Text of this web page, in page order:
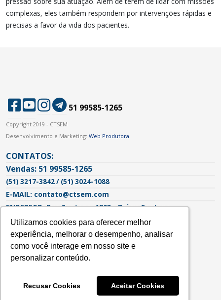
Utilizamos cookies para oferecer melhor
experiência, melhorar o desempenho, analisar
como você interage em nosso site e
personalizar conteúdo.
Recusar Cookies Aceitar Cookies
Utilizamos cookies para oferecer melhor
experiência, melhorar o desempenho, analisar
como você interage em nosso site e
personalizar conteúdo.
Recusar Cookies Aceitar Cookies
complexas, eles também respondem por intervenções rápidas e
precisas a favor da vida dos pacientes.
51 99585-1265
Copyright 2019 - CTSEM
Desenvolvimento e Marketing: Web Produtora
CONTATOS:
Vendas: 51 99585-1265
(51) 3217-3842 / (51) 3024-1088
E-MAIL: contato@ctsem.com
ENDEREÇO: Rua Santana, 1263 - Bairro Santana
Porto Alegre - RS | CEP: 90620-103